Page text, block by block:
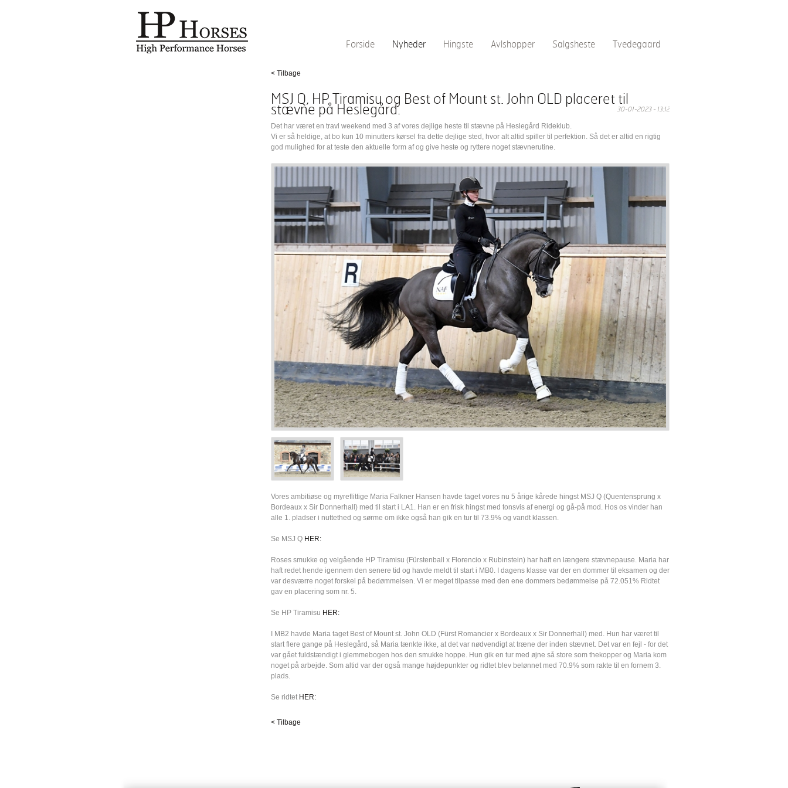
Forside Nyheder Hingste Avlshopper Salgsheste Tvedegaard
< Tilbage
MSJ Q, HP Tiramisu og Best of Mount st. John OLD placeret til
stævne på Heslegård. 30-01-2023 - 13:12
Det har været en travl weekend med 3 af vores dejlige heste til stævne på Heslegård Rideklub.
Vi er så heldige, at bo kun 10 minutters kørsel fra dette dejlige sted, hvor alt altid spiller til perfektion. Så det er altid en rigtig
god mulighed for at teste den aktuelle form af og give heste og ryttere noget stævnerutine.
Vores ambitiøse og myreflittige Maria Falkner Hansen havde taget vores nu 5 årige kårede hingst MSJ Q (Quentensprung x
Bordeaux x Sir Donnerhall) med til start i LA1. Han er en frisk hingst med tonsvis af energi og gå-på mod. Hos os vinder han
alle 1. pladser i nuttethed og sørme om ikke også han gik en tur til 73.9% og vandt klassen.
Se MSJ Q HER:
Roses smukke og velgående HP Tiramisu (Fürstenball x Florencio x Rubinstein) har haft en længere stævnepause. Maria har
haft redet hende igennem den senere tid og havde meldt til start i MB0. I dagens klasse var der en dommer til eksamen og der
var desværre noget forskel på bedømmelsen. Vi er meget tilpasse med den ene dommers bedømmelse på 72.051% Ridtet
gav en placering som nr. 5.
Se HP Tiramisu HER:
I MB2 havde Maria taget Best of Mount st. John OLD (Fürst Romancier x Bordeaux x Sir Donnerhall) med. Hun har været til
start flere gange på Heslegård, så Maria tænkte ikke, at det var nødvendigt at træne der inden stævnet. Det var en fejl - for det
var gået fuldstændigt i glemmebogen hos den smukke hoppe. Hun gik en tur med øjne så store som thekopper og Maria kom
noget på arbejde. Som altid var der også mange højdepunkter og ridtet blev belønnet med 70.9% som rakte til en fornem 3.
plads.
Se ridtet HER:
< Tilbage